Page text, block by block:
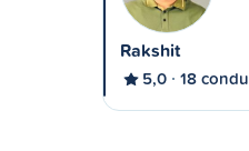
Rakshit
5,0 18